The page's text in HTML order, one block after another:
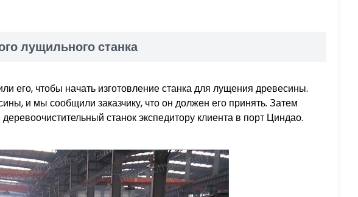
лущильного станка
его, чтобы начать изготовление станка для лущения древесины.
и мы сообщили заказчику, что он должен его принять. Затем
станок экспедитору клиента в порт Циндао.